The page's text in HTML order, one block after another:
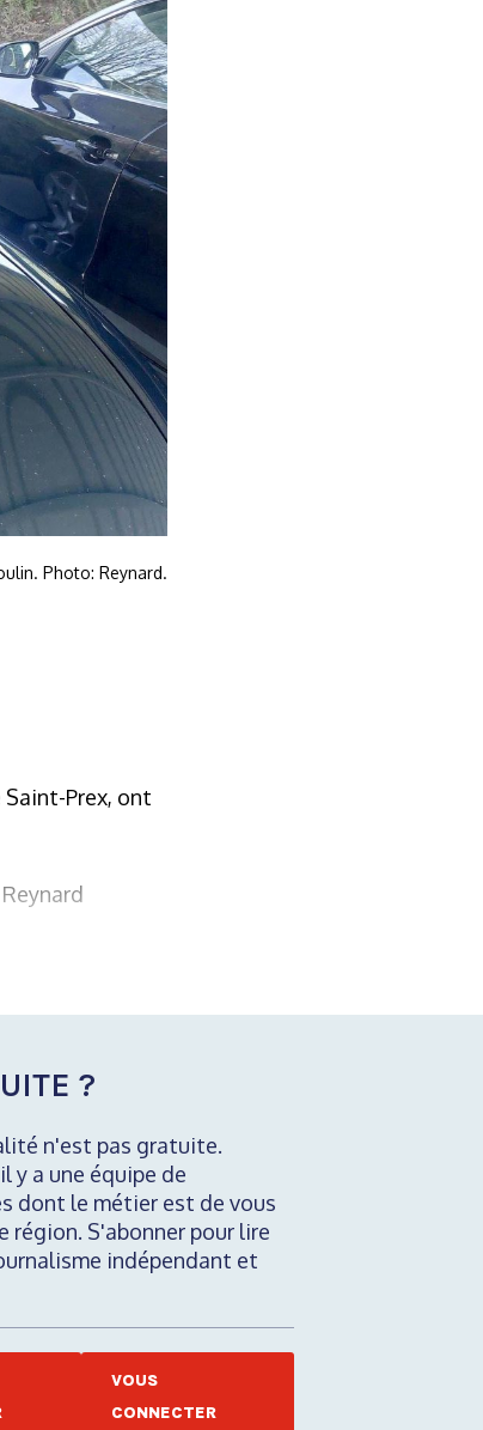
Photo: Reynard.
Prex, ont
?
n'est pas gratuite.
y a une équipe de
dont le métier est de vous
S'abonner pour lire
indépendant et
VOUS
CONNECTER